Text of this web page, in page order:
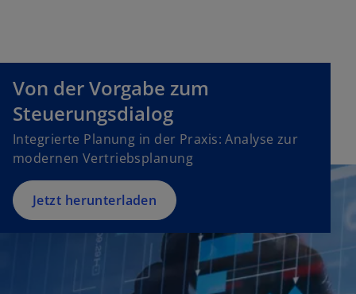
Von der Vorgabe zum
Steuerungsdialog
Integrierte Planung in der Praxis: Analyse zur
modernen Vertriebsplanung
Jetzt herunterladen
n
e
e
n
R
e
g
is
t
e